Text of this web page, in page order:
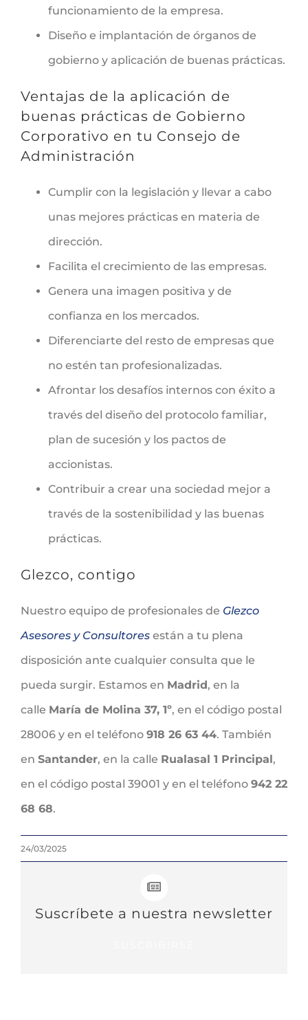
funcionamiento de la empresa.
Diseño e implantación de órganos de
gobierno y aplicación de buenas prácticas.
Ventajas de la aplicación de
buenas prácticas de Gobierno
Corporativo en tu Consejo de
Administración
Cumplir con la legislación y llevar a cabo
unas mejores prácticas en materia de
dirección.
Facilita el crecimiento de las empresas.
Genera una imagen positiva y de
confianza en los mercados.
Diferenciarte del resto de empresas que
no estén tan profesionalizadas.
Afrontar los desafíos internos con éxito a
través del diseño del protocolo familiar,
plan de sucesión y los pactos de
accionistas.
Contribuir a crear una sociedad mejor a
través de la sostenibilidad y las buenas
prácticas.
Glezco, contigo
Nuestro equipo de profesionales de Glezco
Asesores y Consultores están a tu plena
disposición ante cualquier consulta que le
pueda surgir. Estamos en Madrid, en la
calle María de Molina 37, 1º, en el código postal
28006 y en el teléfono 918 26 63 44. También
en Santander, en la calle Rualasal 1 Principal,
en el código postal 39001 y en el teléfono 942 22
68 68.
24/03/2025
Suscríbete a nuestra newsletter